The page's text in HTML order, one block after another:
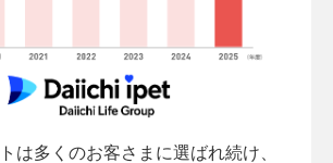
は多くのお客さまに選ばれ続け、